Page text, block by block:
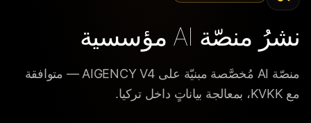
نشرُ منصّة AI مؤسسية
منصّة AI مُخصَّصة مبنيّة على AIGENCY V4 — متوافقة
مع KVKK، بمعالجة بياناتٍ داخل تركيا.